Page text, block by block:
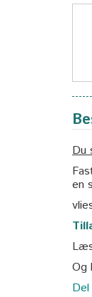
Du
en
Og